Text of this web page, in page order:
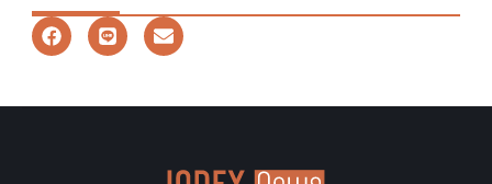
F
a
b
L
i
E
n
l